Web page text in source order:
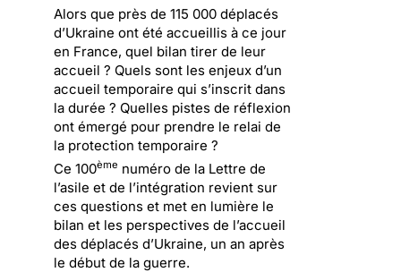
Alors que près de 115 000 déplacés
d’Ukraine ont été accueillis à ce jour
en France, quel bilan tirer de leur
accueil ? Quels sont les enjeux d’un
accueil temporaire qui s’inscrit dans
la durée ? Quelles pistes de réflexion
ont émergé pour prendre le relai de
la protection temporaire ?
Ce 100ème numéro de la Lettre de
l’asile et de l’intégration revient sur
ces questions et met en lumière le
bilan et les perspectives de l’accueil
des déplacés d’Ukraine, un an après
le début de la guerre.